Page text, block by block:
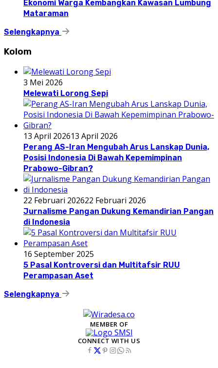
Ekonomi Warga Kembangkan Kawasan Lumbung
Mataraman
Selengkapnya
Kolom
3 Mei 2026
Melewati Lorong Sepi
13 April 202613 April 2026
Perang AS-Iran Mengubah Arus Lanskap Dunia,
Posisi Indonesia Di Bawah Kepemimpinan
Prabowo-Gibran?
22 Februari 202622 Februari 2026
Jurnalisme Pangan Dukung Kemandirian Pangan
di Indonesia
16 September 2025
5 Pasal Kontroversi dan Multitafsir RUU
Perampasan Aset
Selengkapnya
MEMBER OF
CONNECT WITH US